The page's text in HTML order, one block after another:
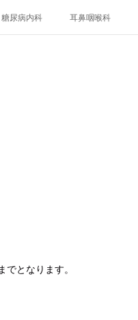
糖尿病内科 耳鼻咽喉科
となります。